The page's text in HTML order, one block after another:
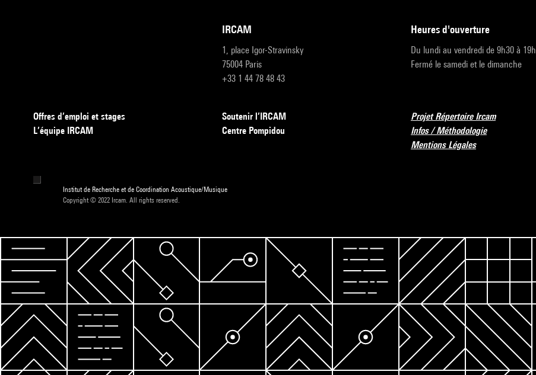
IRCAM
1, place Igor-Stravinsky
75004 Paris
+33 1 44 78 48 43
heures d'ouverture
Du lundi au vendredi de 9h30 à 19h
Fermé le samedi et le dimanche
Offres d’emploi et stages
L’équipe IRCAM
Soutenir l’IRCAM
Centre Pompidou
Projet Répertoire Ircam
Infos / Méthodologie
Mentions Légales
Institut de Recherche et de Coordination Acoustique/Musique
Copyright © 2022 Ircam. All rights reserved.